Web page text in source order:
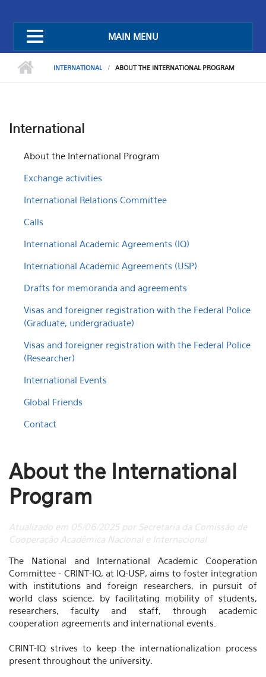
MAIN MENU
INTERNATIONAL ABOUT THE INTERNATIONAL PROGRAM
International
About the International Program
Exchange activities
International Relations Committee
Calls
International Academic Agreements (IQ)
International Academic Agreements (USP)
Drafts for memoranda and agreements
Visas and foreigner registration with the Federal Police
(Graduate, undergraduate)
Visas and foreigner registration with the Federal Police
(Researcher)
International Events
Global Friends
Contact
About the International
Program
Atualizado em 05/06/2025 por Secretaria da Comissão de
Cooperação Acadêmica Nacional e Internacional
The National and International Academic Cooperation
Committee - CRINT-IQ, at IQ-USP, aims to foster integration
with institutions and foreign researchers, in pursuit of
world class science, by facilitating mobility of students,
researchers, faculty and staff, through academic
cooperation agreements and international events.
CRINT-IQ strives to keep the internationalization process
present throughout the university.